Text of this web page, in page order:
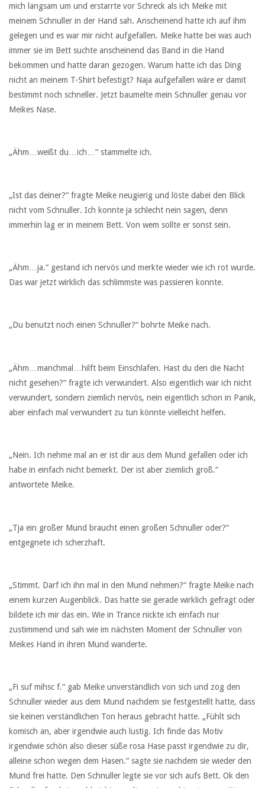
mich langsam um und erstarrte vor Schreck als ich Meike mit
meinem Schnuller in der Hand sah. Anscheinend hatte ich auf ihm
gelegen und es war mir nicht aufgefallen. Meike hatte bei was auch
immer sie im Bett suchte anscheinend das Band in die Hand
bekommen und hatte daran gezogen. Warum hatte ich das Ding
nicht an meinem T-Shirt befestigt? Naja aufgefallen wäre er damit
bestimmt noch schneller. Jetzt baumelte mein Schnuller genau vor
Meikes Nase.
„Ähm…weißt du…ich…“ stammelte ich.
„Ist das deiner?“ fragte Meike neugierig und löste dabei den Blick
nicht vom Schnuller. Ich konnte ja schlecht nein sagen, denn
immerhin lag er in meinem Bett. Von wem sollte er sonst sein.
„Ähm…ja.“ gestand ich nervös und merkte wieder wie ich rot wurde.
Das war jetzt wirklich das schlimmste was passieren konnte.
„Du benutzt noch einen Schnuller?“ bohrte Meike nach.
„Ähm…manchmal…hilft beim Einschlafen. Hast du den die Nacht
nicht gesehen?“ fragte ich verwundert. Also eigentlich war ich nicht
verwundert, sondern ziemlich nervös, nein eigentlich schon in Panik,
aber einfach mal verwundert zu tun könnte vielleicht helfen.
„Nein. Ich nehme mal an er ist dir aus dem Mund gefallen oder ich
habe in einfach nicht bemerkt. Der ist aber ziemlich groß.“
antwortete Meike.
„Tja ein großer Mund braucht einen großen Schnuller oder?“
entgegnete ich scherzhaft.
„Stimmt. Darf ich ihn mal in den Mund nehmen?“ fragte Meike nach
einem kurzen Augenblick. Das hatte sie gerade wirklich gefragt oder
bildete ich mir das ein. Wie in Trance nickte ich einfach nur
zustimmend und sah wie im nächsten Moment der Schnuller von
Meikes Hand in ihren Mund wanderte.
„Fi suf mihsc f.“ gab Meike unverständlich von sich und zog den
Schnuller wieder aus dem Mund nachdem sie festgestellt hatte, dass
sie keinen verständlichen Ton heraus gebracht hatte. „Fühlt sich
komisch an, aber irgendwie auch lustig. Ich finde das Motiv
irgendwie schön also dieser süße rosa Hase passt irgendwie zu dir,
alleine schon wegen dem Hasen.“ sagte sie nachdem sie wieder den
Mund frei hatte. Den Schnuller legte sie vor sich aufs Bett. Ok den